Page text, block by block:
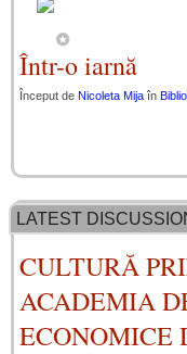
Într-o iarnă
Început de Nicoleta Mija în
LATEST
CULTURĂ
ACADEMIA
ECONOMICE